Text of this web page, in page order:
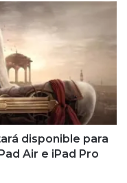
disponible para
Air e iPad Pro